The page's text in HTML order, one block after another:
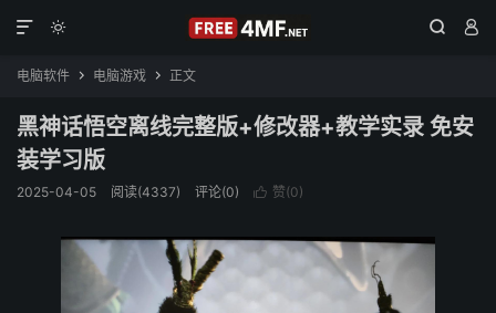
  

电脑软件  电脑游戏  正文
黑神话悟空离线完整版+修改器+教学实录 免安
装学习版
2025-04-05 阅读(4337) 评论(0)  赞(0)